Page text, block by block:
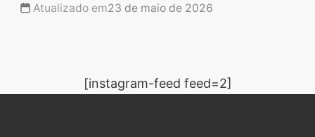
Atualizado em23 de maio de 2026
[instagram-feed feed=2]